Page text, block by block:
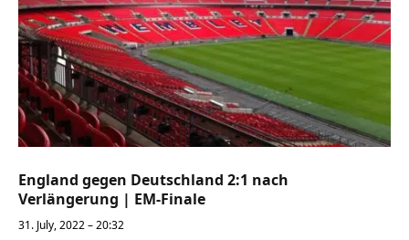
England gegen Deutschland 2:1 nach
Verlängerung | EM-Finale
31. July, 2022 – 20:32